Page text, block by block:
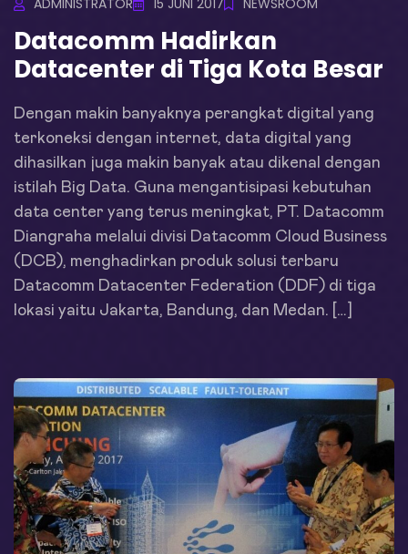
ADMINISTRATOR 15 JUNI 2017 NEWSROOM
Datacomm Hadirkan
Datacenter di Tiga Kota Besar
Dengan makin banyaknya perangkat digital yang
terkoneksi dengan internet, data digital yang
dihasilkan juga makin banyak atau dikenal dengan
istilah Big Data. Guna mengantisipasi kebutuhan
data center yang terus meningkat, PT. Datacomm
Diangraha melalui divisi Datacomm Cloud Business
(DCB), menghadirkan produk solusi terbaru
Datacomm Datacenter Federation (DDF) di tiga
lokasi yaitu Jakarta, Bandung, dan Medan. […]